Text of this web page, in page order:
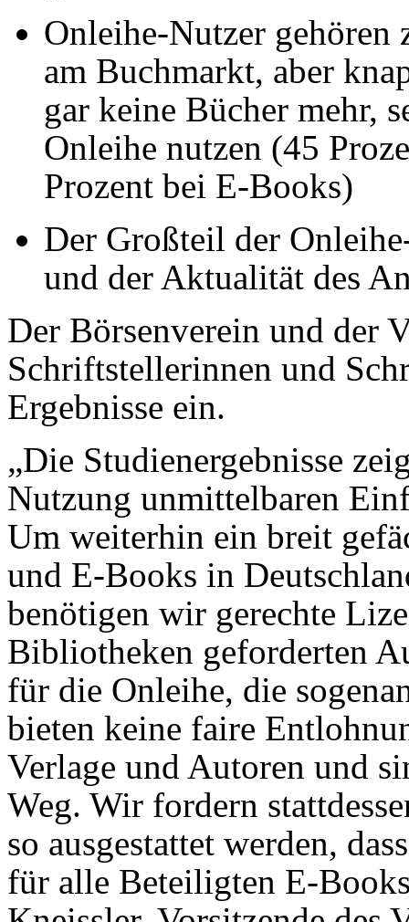
Onleihe-Nutzer gehören
am Buchmarkt, aber
gar keine Bücher mehr,
Onleihe nutzen (45
Prozent bei E-Books)
Der Großteil der
und der Aktualität des
Der Börsenverein und der
Schriftstellerinnen und
Ergebnisse ein.
„Die Studienergebnisse
Nutzung unmittelbaren
Um weiterhin ein breit
und E-Books in
benötigen wir gerechte
Bibliotheken geforderten
für die Onleihe, die
bieten keine faire
Verlage und Autoren und
Weg. Wir fordern
so ausgestattet werden,
für alle Beteiligten E-